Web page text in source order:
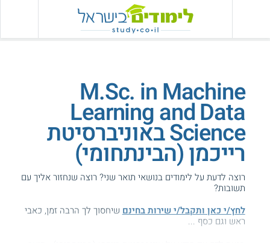
M.Sc. in Machine
Learning and Data
Science באוניברסיטת
רייכמן (הבינתחומי)
רוצה לדעת על לימודים בנושאי תואר שני? רוצה שנחזור אליך עם
תשובות?
לחץ/י כאן ותקבל/י שירות בחינם שיחסוך לך הרבה זמן, כאבי
ראש וגם כסף ...